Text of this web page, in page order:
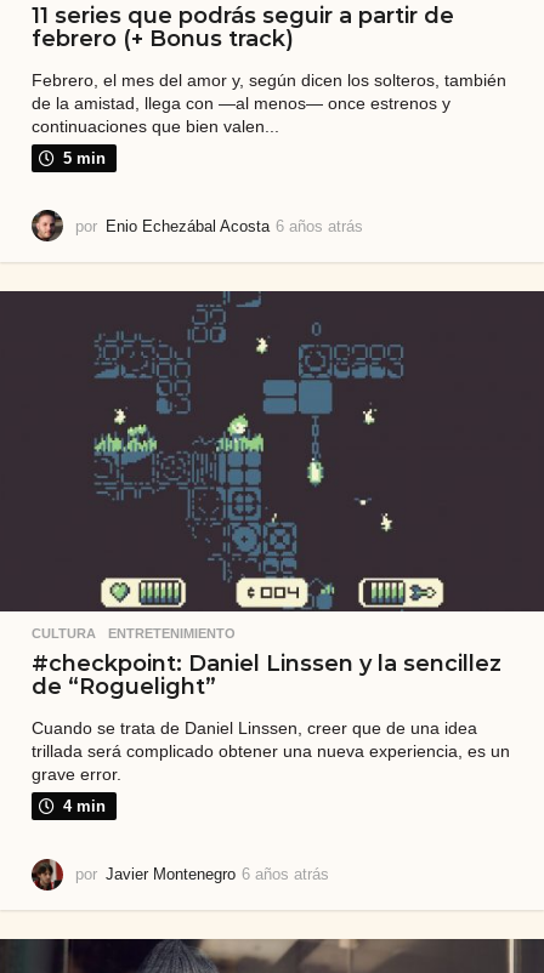
11 series que podrás seguir a partir de
febrero (+ Bonus track)
Febrero, el mes del amor y, según dicen los solteros, también
de la amistad, llega con —al menos— once estrenos y
continuaciones que bien valen...
5 min
por Enio Echezábal Acosta 6 años atrás
o
a
t
á
CULTURA ,ENTRETENIMIENTO
#checkpoint: Daniel Linssen y la sencillez
de “Roguelight”
Cuando se trata de Daniel Linssen, creer que de una idea
trillada será complicado obtener una nueva experiencia, es un
grave error.
4 min
por Javier Montenegro 6 años atrás
o
s